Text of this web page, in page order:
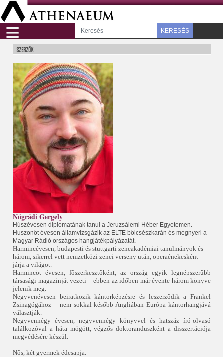
≡ KERESÉS
Nógrádi Gergely
Húszévesen diplomatának tanul a Jeruzsálemi Héber Egyetemen.
Huszonöt évesen államvizsgázik az ELTE bölcsészkarán és megnyeri a
Magyar Rádió országos hangjátékpályázatát.
Harmincévesen, budapesti és stuttgarti zeneakadémiai tanulmányok és
három, sikerrel vett nemzetközi zenei verseny után, operaénekesként
járja a világot.
Harmincöt évesen, főszerkesztőként, az ország egyik legnépszerűbb
társasági magazinját vezeti – ebben az időben már évente három könyve
jelenik meg.
Negyvenévesen beiratkozik kántorképzésre és leszerződik a Frankel
Zsinagógához – nem sokkal később Angliában Európa kántorhangjává
választják.
Negyvennégy évesen, negyvennégy könyvvel és hatszáz író-olvasó
találkozóval a háta mögött, végzős doktoranduszként a disszertációja
megvédésére készül.
Nős, két gyermek édesapja.